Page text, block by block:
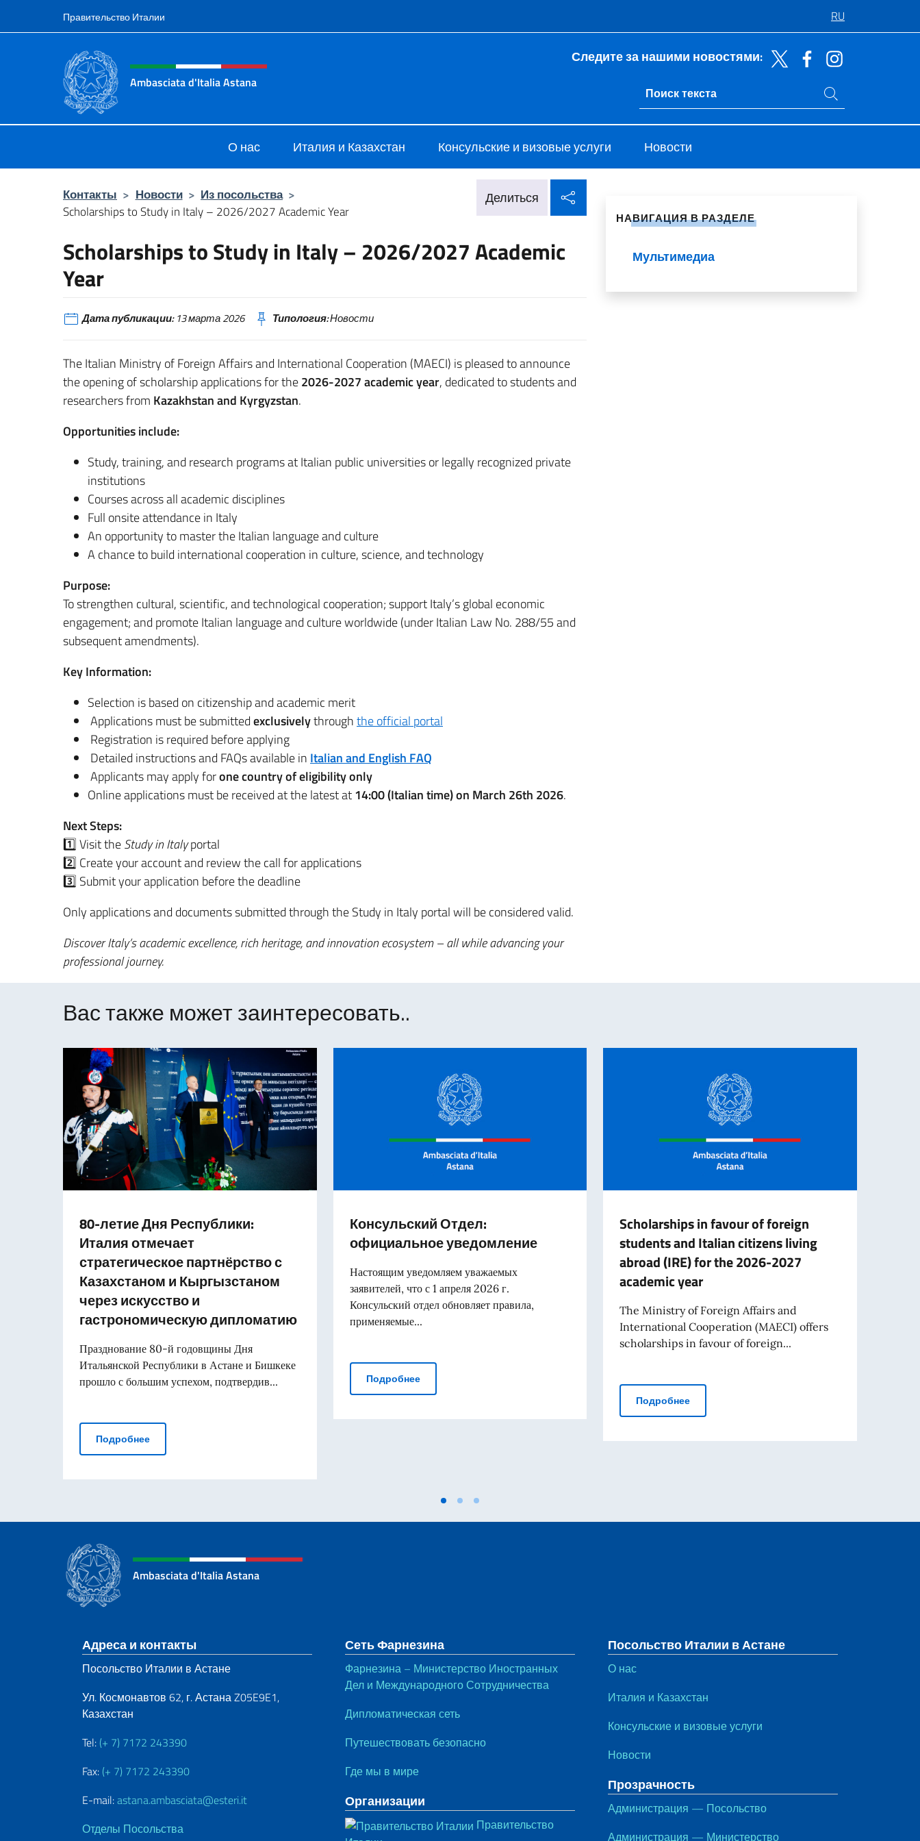
Правительство Италии RU
Шапка сайта, соцсети и меню
Ambasciata d'Italia Astana
Следите за нашими новостями:
Ricerca sito live
Поиск на сайте
О нас Италия и Казахстан Консульские и визовые услуги Новости
Контакты > Новости > Из посольства >
Scholarships to Study in Italy – 2026/2027 Academic Year
Делиться
Scholarships to Study in Italy – 2026/2027 Academic
Year
Дата публикации:13 марта 2026 Типология:Новости
The Italian Ministry of Foreign Affairs and International Cooperation (MAECI) is pleased to announce
the opening of scholarship applications for the2026-2027 academic year, dedicated to students and
researchers from Kazakhstan and Kyrgyzstan.
Opportunities include:
Study, training, and research programs at Italian public universities or legally recognized private
institutions
Courses across all academic disciplines
Full onsite attendance in Italy
An opportunity to master the Italian language and culture
A chance to build international cooperation in culture, science, and technology
Purpose:
To strengthen cultural, scientific, and technological cooperation; support Italy’s global economic
engagement; and promote Italian language and culture worldwide (under Italian Law No. 288/55 and
subsequent amendments).
Key Information:
Selection is based on citizenship and academic merit
Applications must be submittedexclusivelythroughthe official portal
Registration is required before applying
Detailed instructions and FAQs available in Italian and English FAQ
Applicants may apply forone country of eligibility only
Online applications must be received at the latest at14:00 (Italian time) on March 26th 2026.
Next Steps:
1️⃣ Visit theStudy in Italyportal
2️⃣ Create your account and review the call for applications
3️⃣ Submit your application before the deadline
Only applications and documents submitted through the Study in Italy portal will be considered valid.
Discover Italy’s academic excellence, rich heritage, and innovation ecosystem – all while advancing your
professional journey.
НАВИГАЦИЯ В РАЗДЕЛЕ
Мультимедиа
Вас также может заинтересовать..
80-летие Дня Республики:
Италия отмечает
стратегическое партнёрство с
Казахстаном и Кыргызстаном
через искусство и
гастрономическую дипломатию
Празднование 80-й годовщины Дня
Итальянской Республики в Астане и Бишкеке
прошло с большим успехом, подтвердив...
Подробнее80-летие Дня Республики: Италия отмечает стратегическое партнёрство с Казахстаном и Кыргызстаном через искусство и гастрономическую дипломатию
Консульский Отдел:
официальное уведомление
Настоящим уведомляем уважаемых
заявителей, что с 1 апреля 2026 г.
Консульский отдел обновляет правила,
применяемые...
ПодробнееКонсульский Отдел: официальное уведомление
Scholarships in favour of foreign
students and Italian citizens living
abroad (IRE) for the 2026-2027
academic year
The Ministry of Foreign Affairs and
International Cooperation (MAECI) offers
scholarships in favour of foreign...
ПодробнееScholarships in favour of foreign students and Italian
Ambasciata d'Italia Astana
Нижний колонтитул
Адреса и контакты
Посольство Италии в Астане
Ул. Космонавтов 62, г. Астана Z05E9E1,
Казахстан
Tel: (+ 7) 7172 243390
Fax: (+ 7) 7172 243390
E-mail:astana.ambasciata@esteri.it
Отделы Посольства
Сеть Фарнезина
Фарнезина – Министерство Иностранных
Дел и Международного Сотрудничества
Дипломатическая сеть
Путешествовать безопасно
Где мы в мире
Организации
Правительство
Посольство Италии в Астане
О нас
Италия и Казахстан
Консульские и визовые услуги
Новости
Прозрачность
Администрация — Посольство
Администрация — Министерство